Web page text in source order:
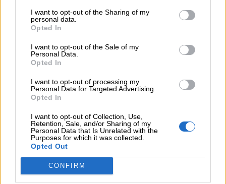
I want to opt-out of the Sharing of my
personal data.
Opted In
I want to opt-out of the Sale of my
Personal Data.
Opted In
I want to opt-out of processing my
Personal Data for Targeted Advertising.
Opted In
I want to opt-out of Collection, Use,
Retention, Sale, and/or Sharing of my
Personal Data that Is Unrelated with the
Purposes for which it was collected.
Opted Out
CONFIRM
07.08.2026 - 08:45
Στόχος για νέα δάνεια 15 δισ. το 2026, η «ακτινογραφία» της
Metlen, μεγαλώνει ταχύτατα η CrediaBank
10.000 φορές η διεθνής επιστημονική κοινότητα παρέπεμψε
στο έργο του – Ποιος είναι ο Έλληνας χειρουργός Χρήστος
Κοντοβουνήσιος
06.08.2026
Μιχάλης Τάτσης, Insurance & Healthcare Analyst, διευθυντής
Επιχειρηματικής Ανάπτυξης Ομίλου HHG